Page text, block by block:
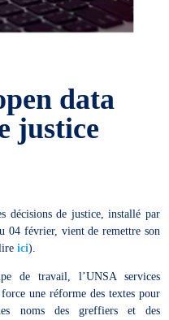
data
justice
décisions de justice, installé par
04 février, vient de remettre son
lireici).
de travail, l’UNSA services
une réforme des textes pour
noms des greffiers et des